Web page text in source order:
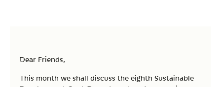
Dear Friends,
This month we shall discuss the eighth Sustainable